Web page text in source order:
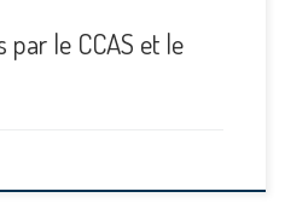
par le CCAS et le